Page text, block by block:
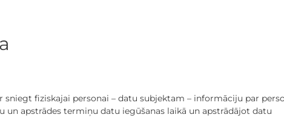
sniegt fiziskajai personai – datu subjektam – informāciju par
un apstrādes termiņu datu iegūšanas laikā un apstrādājot datu